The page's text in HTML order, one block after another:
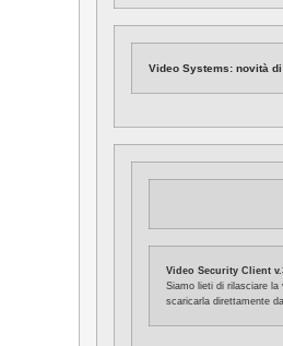
Video Systems: novità
Video Security Client
Siamo lieti di rilasciare la
scaricarla direttamente